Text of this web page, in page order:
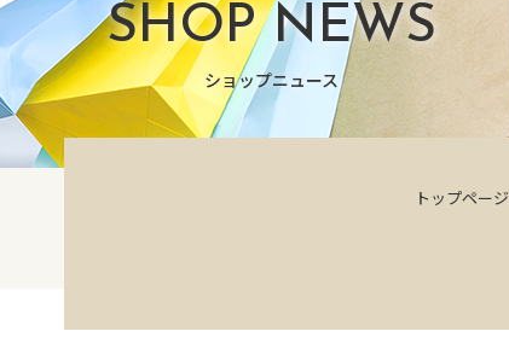
SHOP NEWS
ショップニュース
トップページ